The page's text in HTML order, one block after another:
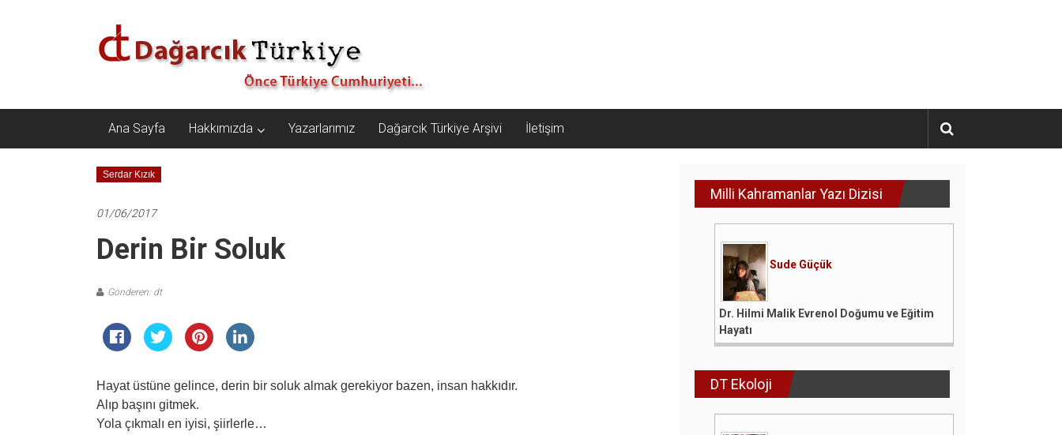
Dağarcık
Türkiye
Türkiye
Cumhuriyeti…
Ana Sayfa Hakkımızda Yazarlarımız Dağarcık Türkiye Arşivi İletişim
Serdar Kızık
01/06/2017
Derin Bir Soluk
Gönderen: dt
Hayat üstüne gelince, derin bir soluk almak gerekiyor bazen, insan hakkıdır.
Alıp başını gitmek.
Yola çıkmalı en iyisi, şiirlerle…
Milli Kahramanlar Yazı Dizisi
Sude Güçük
Dr. Hilmi Malik Evrenol Doğumu ve Eğitim
Hayatı
DT Ekoloji